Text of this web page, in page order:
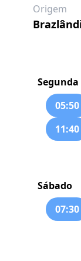
Origem
Segunda
05:50
11:40
Sábado
07:30